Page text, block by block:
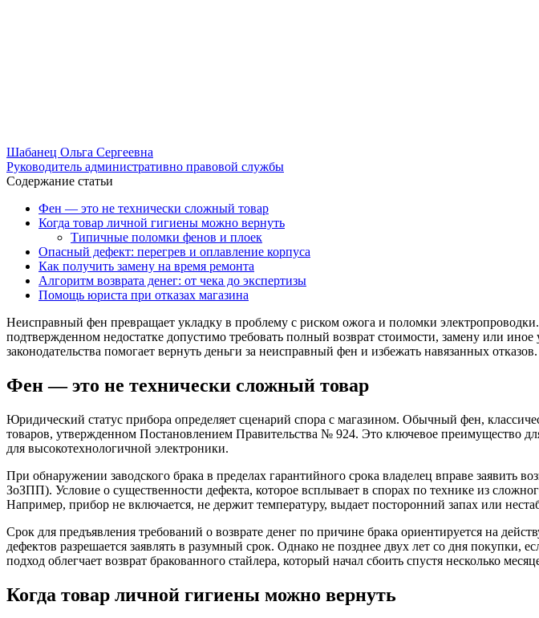
Шабанец Ольга Сергеевна
Руководитель административно правовой службы
Содержание статьи
Фен — это не технически сложный товар
Когда товар личной гигиены можно вернуть
Типичные поломки фенов и плоек
Опасный дефект: перегрев и оплавление корпуса
Как получить замену на время ремонта
Алгоритм возврата денег: от чека до экспертизы
Помощь юриста при отказах магазина
Неисправный фен превращает укладку в проблему с риском ожога и поломки
подтвержденном недостатке допустимо требовать полный возврат стоимости, замену или
законодательства помогает вернуть деньги за неисправный фен и избежать навязанных отказов.
Фен — это не технически сложный товар
Юридический статус прибора определяет сценарий спора с магазином. Обычный фен,
товаров, утвержденном Постановлением Правительства № 924. Это ключевое преимущество
для высокотехнологичной электроники.
При обнаружении заводского брака в пределах гарантийного срока владелец вправе заявить
ЗоЗПП). Условие о существенности дефекта, которое всплывает в спорах по технике из
Например, прибор не включается, не держит температуру, выдает посторонний запах или
Срок для предъявления требований о возврате денег по причине брака ориентируется на
дефектов разрешается заявлять в разумный срок. Однако не позднее двух лет со дня
подход облегчает возврат бракованного стайлера, который начал сбоить спустя несколько
Когда товар личной гигиены можно вернуть